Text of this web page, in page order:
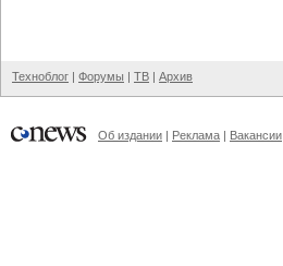
Техноблог | Форумы | ТВ | Архив
Об издании | Реклама | Вакансии